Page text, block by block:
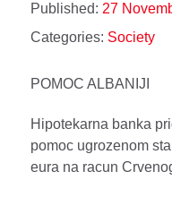
Published: 27
Categories: Society
POMOC ALBANIJI
Hipotekarna banka
pomoc ugrozenom
eura na racun